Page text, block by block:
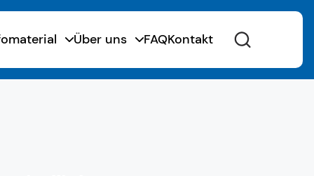
Über uns FAQKontakt